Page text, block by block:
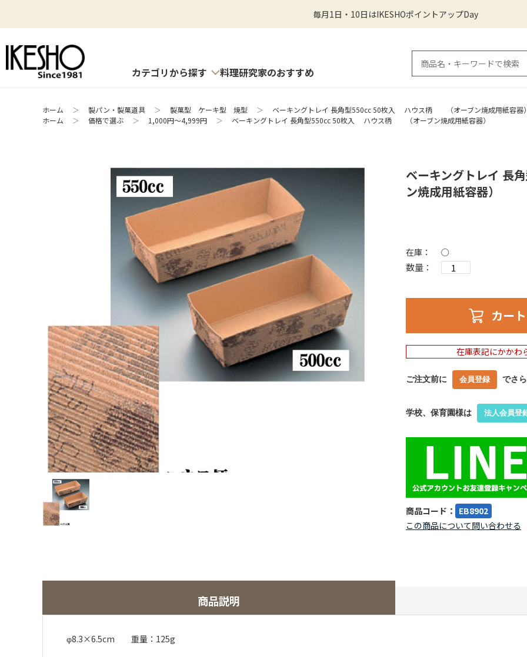
毎月1日・10日はIKESHOポイントアップDay
カテゴリから探す 料理研究家のおすすめ
ホーム ＞ 製パン・製菓道具 ＞ 製菓型 ケーキ型 焼型 ＞
ベーキングトレイ 長角型550cc 50枚入 ハウス柄 （オーブン焼成用紙容器
ホーム
＞ 価格で選ぶ ＞ 1,000円～4,999円 ＞ ベーキングトレイ 長角型550cc 50枚入 ハウス柄 （オーブン焼成用紙容器）
ベーキングトレイ
ン焼成用紙容器）
在庫： ○
数量：
カー
在庫表記にかかわ
ご注文前に 会員登録 でさ
学校、保育園様は 法人会員登
商品コード： EB8902
この商品について問い合わせる
商品説明
φ8.3×6.5cm 重量：125g